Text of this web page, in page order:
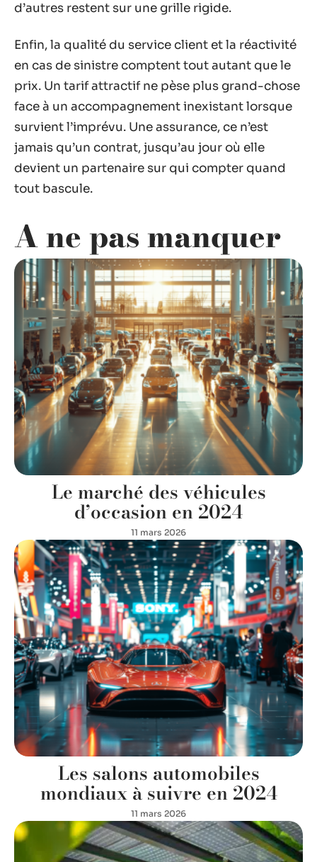
d’autres restent sur une grille rigide.
Enfin, la qualité du service client et la réactivité
en cas de sinistre comptent tout autant que le
prix. Un tarif attractif ne pèse plus grand-chose
face à un accompagnement inexistant lorsque
survient l’imprévu. Une assurance, ce n’est
jamais qu’un contrat, jusqu’au jour où elle
devient un partenaire sur qui compter quand
tout bascule.
A ne pas manquer
Le marché des véhicules
d’occasion en 2024
11 mars 2026
Les salons automobiles
mondiaux à suivre en 2024
11 mars 2026